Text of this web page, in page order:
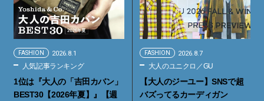
FASHION 2026.8.1
人気記事ランキング
1位は『大人の「吉田カバン」
BEST30【2026年夏】』【週
FASHION 2026.8.7
大人のユニクロ／GU
【大人のジーユー】SNSで超
バズってるカーディガン